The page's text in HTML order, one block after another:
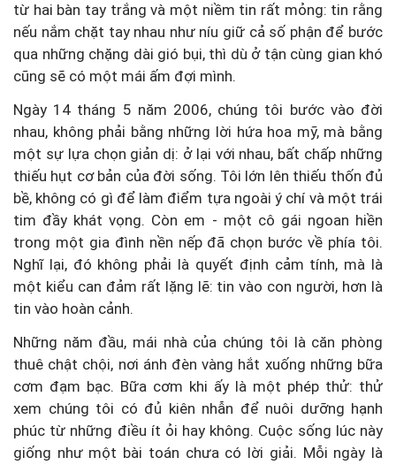
từ hai bàn tay trắng và một niềm tin rất mỏng: tin rằng
nếu nắm chặt tay nhau như níu giữ cả số phận để bước
qua những chặng dài gió bụi, thì dù ở tận cùng gian khó
cũng sẽ có một mái ấm đợi mình.
Ngày 14 tháng 5 năm 2006, chúng tôi bước vào đời
nhau, không phải bằng những lời hứa hoa mỹ, mà bằng
một sự lựa chọn giản dị: ở lại với nhau, bất chấp những
thiếu hụt cơ bản của đời sống. Tôi lớn lên thiếu thốn đủ
bề, không có gì để làm điểm tựa ngoài ý chí và một trái
tim đầy khát vọng. Còn em - một cô gái ngoan hiền
trong một gia đình nền nếp đã chọn bước về phía tôi.
Nghĩ lại, đó không phải là quyết định cảm tính, mà là
một kiểu can đảm rất lặng lẽ: tin vào con người, hơn là
tin vào hoàn cảnh.
Những năm đầu, mái nhà của chúng tôi là căn phòng
thuê chật chội, nơi ánh đèn vàng hắt xuống những bữa
cơm đạm bạc. Bữa cơm khi ấy là một phép thử: thử
xem chúng tôi có đủ kiên nhẫn để nuôi dưỡng hạnh
phúc từ những điều ít ỏi hay không. Cuộc sống lúc này
giống như một bài toán chưa có lời giải. Mỗi ngày là